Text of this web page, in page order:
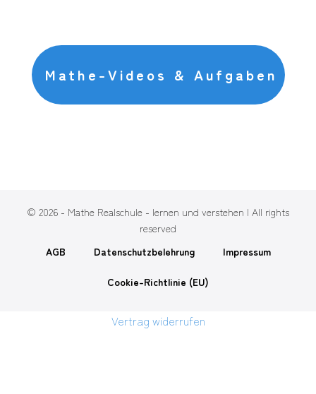
Mathe-Videos & Aufgaben
© 2026 - Mathe Realschule - lernen und verstehen | All rights
reserved
AGB
Datenschutzbelehrung Impressum
Cookie-Richtlinie (EU)
Vertrag widerrufen